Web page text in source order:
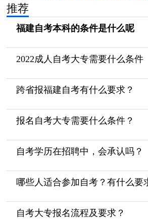
推荐
福建自考本科的条件是什么呢
2022成人自考大专需要什么条件
跨省报福建自考有什么要求？
报名自考大专需要什么条件？
自考学历在招聘中，会承认吗？
哪些人适合参加自考？有什么要
自考大专报名流程及要求？